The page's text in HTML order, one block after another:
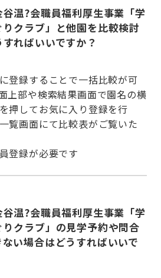
温?会職員福利厚生事業「学
クラブ」と他園を比較検討
ればいいですか？
登録することで一括比較が可
上部や検索結果画面で園名の横
押してお気に入り登録を行
覧画面にて比較表がご覧いた
登録が必要です
温?会職員福利厚生事業「学
クラブ」の見学予約や問合
い場合はどうすればいいで